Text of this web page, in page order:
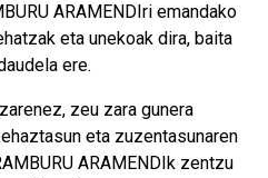
ARAMENDIri emandako
eta unekoak dira, baita
ere.
zeu zara gunera
eta zuzentasunaren
ARAMENDIk zentzu